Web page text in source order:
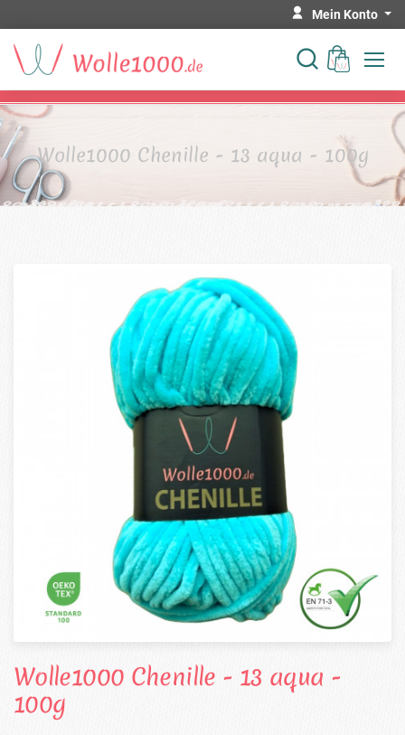
Mein Konto
Wolle1000 Chenille - 13 aqua - 100g
Wolle1000 Chenille - 13 aqua -
100g